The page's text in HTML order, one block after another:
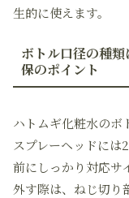
生的に使えます。
ボトル口径の種
保のポイント
ハトムギ化粧水の
スプレーヘッドに
前にしっかり対応サ
外す際は、ねじ切り